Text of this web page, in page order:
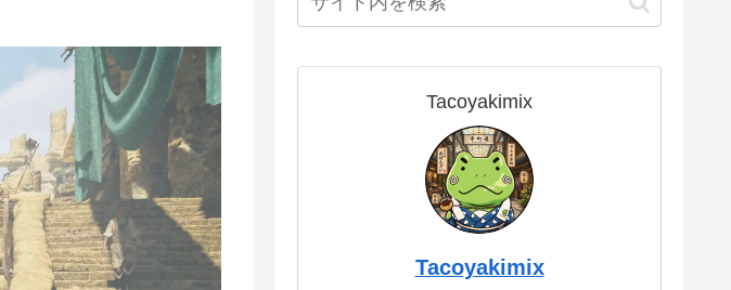
Tacoyakimix
Tacoyakimix